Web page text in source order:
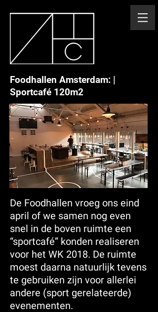
Foodhallen Amsterdam: |
Sportcafé 120m2
De Foodhallen vroeg ons eind
april of we samen nog even
snel in de boven ruimte een
“sportcafé” konden realiseren
voor het WK 2018. De ruimte
moest daarna natuurlijk tevens
te gebruiken zijn voor allerlei
andere (sport gerelateerde)
evenementen.